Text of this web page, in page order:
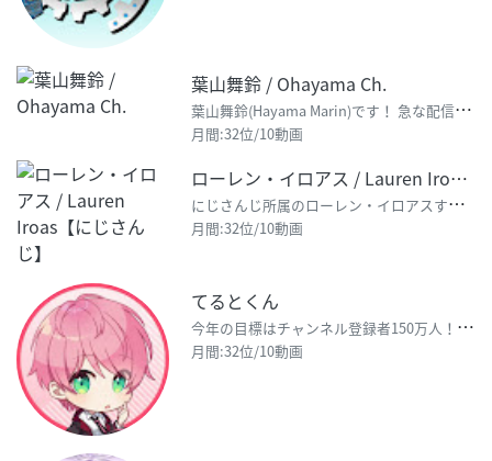
葉山舞鈴 / Ohayama Ch.
葉
山舞鈴(Hayama Marin)です！ 急な配信もあるので、通知ONにしていつでも遊びに来てね！
月間:32位/10動画
ローレン・イロアス / Lauren Iroas【にじさんじ】
に
じさんじ所属のローレン・イロアスす！ 頼もう。 ―リンク― 【Twitter】 https:/
月間:32位/10動画
てるとくん
今
年の目標はチャンネル登録者150万人！『毎日楽しい動画』を届けるよ！✨ みんな応援よろしくね🥰✨✨
月間:32位/10動画